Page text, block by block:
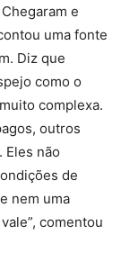
e
uma fonte
Diz que
como o
complexa.
outros
Eles não
de
nem uma
comentou